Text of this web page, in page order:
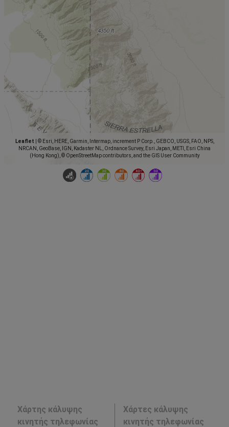
Leaflet
© Esri, HERE, Garmin, Intermap, increment P Corp., GEBCO, USGS, FAO, NPS,
NRCAN, GeoBase, IGN, Kadaster NL, Ordnance Survey, Esri Japan, METI, Esri China
(Hong Kong), © OpenStreetMap contributors, and the GIS User Community
Χάρτης κάλυψης
κινητής τηλεφωνίας
Χάρτες κάλυψης
κινητής τηλεφωνίας